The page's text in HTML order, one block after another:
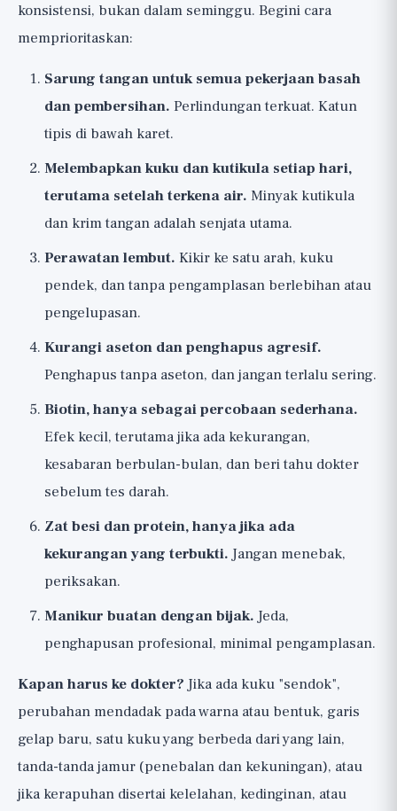
konsistensi, bukan dalam seminggu. Begini cara
memprioritaskan:
Sarung tangan untuk semua pekerjaan basah
dan pembersihan. Perlindungan terkuat. Katun
tipis di bawah karet.
Melembapkan kuku dan kutikula setiap hari,
terutama setelah terkena air. Minyak kutikula
dan krim tangan adalah senjata utama.
Perawatan lembut. Kikir ke satu arah, kuku
pendek, dan tanpa pengamplasan berlebihan atau
pengelupasan.
Kurangi aseton dan penghapus agresif.
Penghapus tanpa aseton, dan jangan terlalu sering.
Biotin, hanya sebagai percobaan sederhana.
Efek kecil, terutama jika ada kekurangan,
kesabaran berbulan-bulan, dan beri tahu dokter
sebelum tes darah.
Zat besi dan protein, hanya jika ada
kekurangan yang terbukti.Jangan menebak,
periksakan.
Manikur buatan dengan bijak.Jeda,
penghapusan profesional, minimal pengamplasan.
Kapan harus ke dokter?Jika ada kuku "sendok",
perubahan mendadak pada warna atau bentuk, garis
gelap baru, satu kuku yang berbeda dari yang lain,
tanda-tanda jamur (penebalan dan kekuningan), atau
jika kerapuhan disertai kelelahan, kedinginan, atau